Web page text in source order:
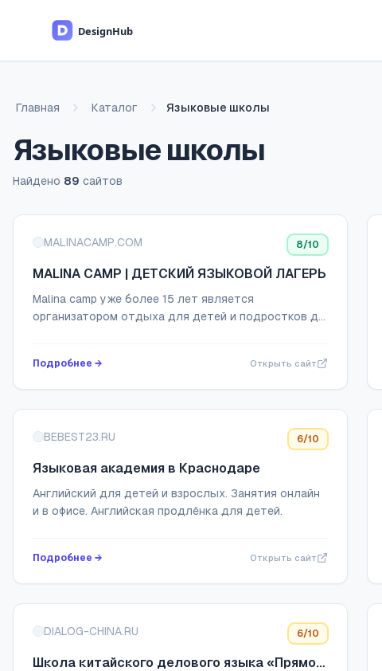
Главная Каталог Языковые школы
Языковые школы
Найдено 89 сайтов
Список сайтов
MALINACAMP.COM 8/10
MALINA CAMP | ДЕТСКИЙ ЯЗЫКОВОЙ ЛАГЕРЬ
Malina camp уже более 15 лет является
организатором отдыха для детей и подростков до
Семейны...
Подробнее → Открыть сайт
BEBEST23.RU 6/10
Языковая академия в Краснодаре
Английский для детей и взрослых. Занятия онлайн
и в офисе. Английская продлёнка для детей.
Подробнее → Открыть сайт
DIALOG-CHINA.RU 6/10
Школа китайского делового языка «Прямой